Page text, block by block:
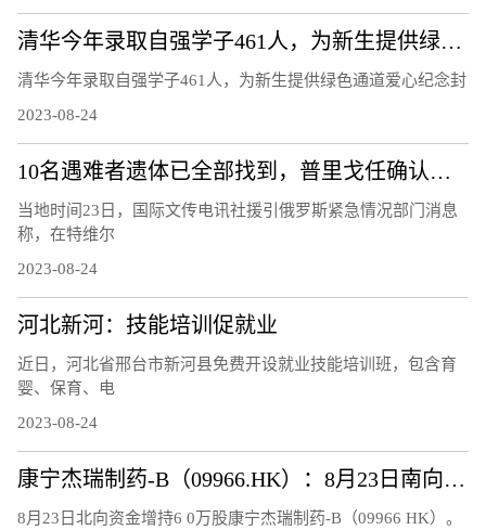
清华今年录取自强学子461人，为新生提供绿色通道爱心纪念封
清华今年录取自强学子461人，为新生提供绿色通道爱心纪念封
2023-08-24
10名遇难者遗体已全部找到，普里戈任确认遇难
当地时间23日，国际文传电讯社援引俄罗斯紧急情况部门消息
称，在特维尔
2023-08-24
河北新河：技能培训促就业
近日，河北省邢台市新河县免费开设就业技能培训班，包含育
婴、保育、电
2023-08-24
康宁杰瑞制药-B（09966.HK）：8月23日南向资金增持6万股
8月23日北向资金增持6 0万股康宁杰瑞制药-B（09966 HK）。